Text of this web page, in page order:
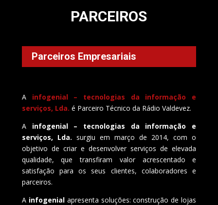
PARCEIROS
Parceiros Empresariais
A
infogenial – tecnologias da informação e
serviços, Lda. é Parceiro Técnico da Rádio Valdevez.
A
infogenial – tecnologias da informação e
serviços, Lda. surgiu em março de 2014, com o
objetivo de criar e desenvolver serviços de elevada
qualidade, que transfiram valor acrescentado e
satisfação para os seus clientes, colaboradores e
parceiros.
A infogenialapresenta soluções: construção de lojas